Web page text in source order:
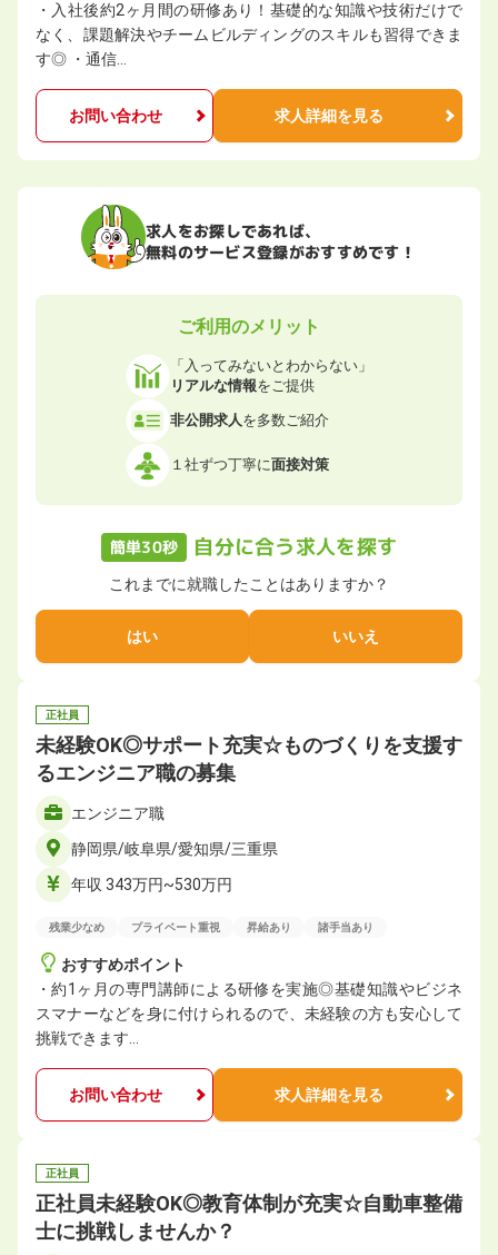
・入社後約2ヶ月間の研修あり！基礎的な知識や技術だけで
なく、課題解決やチームビルディングのスキルも習得できま
す◎ ・通信…
お問い合わせ 求人詳細を見る
求人をお探しであれば、
無料のサービス登録がおすすめです！
ご利用のメリット
「入ってみないとわからない」
リアルな情報をご提供
非公開求人を多数ご紹介
１社ずつ丁寧に面接対策
簡単30秒 自分に合う求人を探す
これまでに就職したことはありますか？
はい いいえ
正社員
未経験OK◎サポート充実☆ものづくりを支援す
るエンジニア職の募集
エンジニア職
静岡県/岐阜県/愛知県/三重県
年収 343万円~530万円
残業少なめ プライベート重視 昇給あり 諸手当あり
おすすめポイント
・約1ヶ月の専門講師による研修を実施◎基礎知識やビジネ
スマナーなどを身に付けられるので、未経験の方も安心して
挑戦できます…
お問い合わせ 求人詳細を見る
正社員
正社員未経験OK◎教育体制が充実☆自動車整備
士に挑戦しませんか？